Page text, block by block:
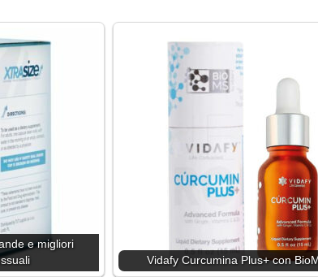
e migliori
Vidafy Curcumina Plus+ con